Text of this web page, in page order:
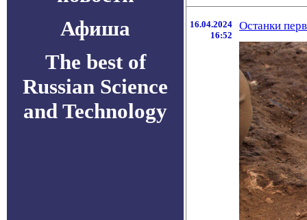
Афиша
The best of
Russian Science
and Technology
16.04.2024
16:52
Останки